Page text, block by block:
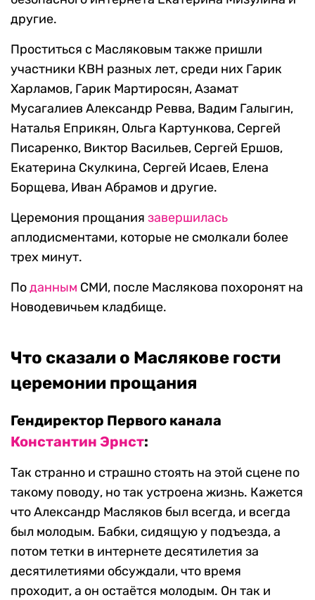
другие.
Проститься с Масляковым также пришли
участники КВН разных лет, среди них Гарик
Харламов, Гарик Мартиросян, Азамат
Мусагалиев Александр Ревва, Вадим Галыгин,
Наталья Еприкян, Ольга Картункова, Сергей
Писаренко, Виктор Васильев, Сергей Ершов,
Екатерина Скулкина, Сергей Исаев, Елена
Борщева, Иван Абрамов и другие.
Церемония прощания завершилась
аплодисментами, которые не смолкали более
трех минут.
Поданным СМИ, после Маслякова похоронят на
Новодевичьем кладбище.
Что сказали о Маслякове гости
церемонии прощания
Гендиректор Первого канала
Константин Эрнст:
Так странно и страшно стоять на этой сцене по
такому поводу, но так устроена жизнь. Кажется
что Александр Масляков был всегда, и всегда
был молодым. Бабки, сидящую у подъезда, а
потом тетки в интернете десятилетия за
десятилетиями обсуждали, что время
проходит, а он остаётся молодым. Он так и